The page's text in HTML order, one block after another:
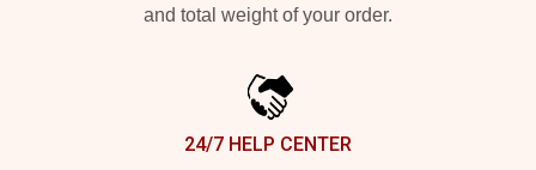
and total weight of your order.
24/7 HELP CENTER